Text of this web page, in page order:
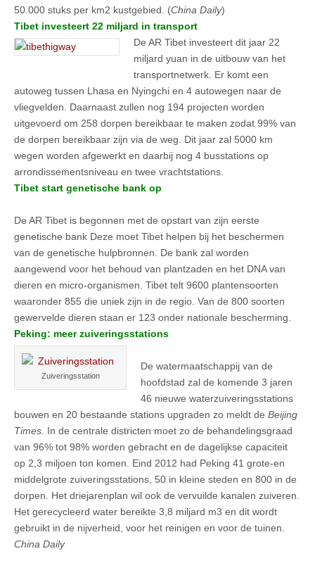
50.000 stuks per km2 kustgebied. (China Daily)
Tibet investeert 22 miljard in transport
De AR Tibet investeert dit jaar 22
miljard yuan in de uitbouw van het
transportnetwerk. Er komt een
autoweg tussen Lhasa en Nyingchi en 4 autowegen naar de
vliegvelden. Daarnaast zullen nog 194 projecten worden
uitgevoerd om 258 dorpen bereikbaar te maken zodat 99% van
de dorpen bereikbaar zijn via de weg. Dit jaar zal 5000 km
wegen worden afgewerkt en daarbij nog 4 busstations op
arrondissementsniveau en twee vrachtstations.
Tibet start genetische bank op
De AR Tibet is begonnen met de opstart van zijn eerste
genetische bank Deze moet Tibet helpen bij het beschermen
van de genetische hulpbronnen. De bank zal worden
aangewend voor het behoud van plantzaden en het DNA van
dieren en micro-organismen. Tibet telt 9600 plantensoorten
waaronder 855 die uniek zijn in de regio. Van de 800 soorten
gewervelde dieren staan er 123 onder nationale bescherming.
Peking: meer zuiveringsstations
Zuiveringsstation
De watermaatschappij van de
hoofdstad zal de komende 3 jaren
46 nieuwe waterzuiveringsstations
bouwen en 20 bestaande stations upgraden zo meldt de Beijing
Times. In de centrale districten moet zo de behandelingsgraad
van 96% tot 98% worden gebracht en de dagelijkse capaciteit
op 2,3 miljoen ton komen. Eind 2012 had Peking 41 grote-en
middelgrote zuiveringsstations, 50 in kleine steden en 800 in de
dorpen. Het driejarenplan wil ook de vervuilde kanalen zuiveren.
Het gerecycleerd water bereikte 3,8 miljard m3 en dit wordt
gebruikt in de nijverheid, voor het reinigen en voor de tuinen.
China Daily